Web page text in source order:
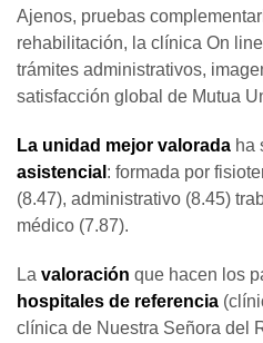
Ajenos, pruebas
rehabilitación, la clínica On
trámites administrativos,
satisfacción global de Mutua
La unidad mejor valorada ha
asistencial : formada por
(8.47), administrativo (8.45)
médico (7.87).
La valoración que hacen los
hospitales de referencia
clínica de Nuestra Señora del